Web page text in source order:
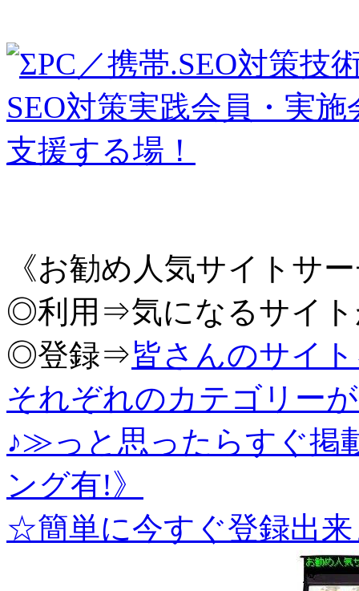
《お勧め人気サイトサ
◎利用⇒気になるサイト
◎登録⇒皆さんのサイ
それぞれのカテゴリー
♪≫っと思ったらすぐ掲
ング有!》
☆簡単に今すぐ登録出